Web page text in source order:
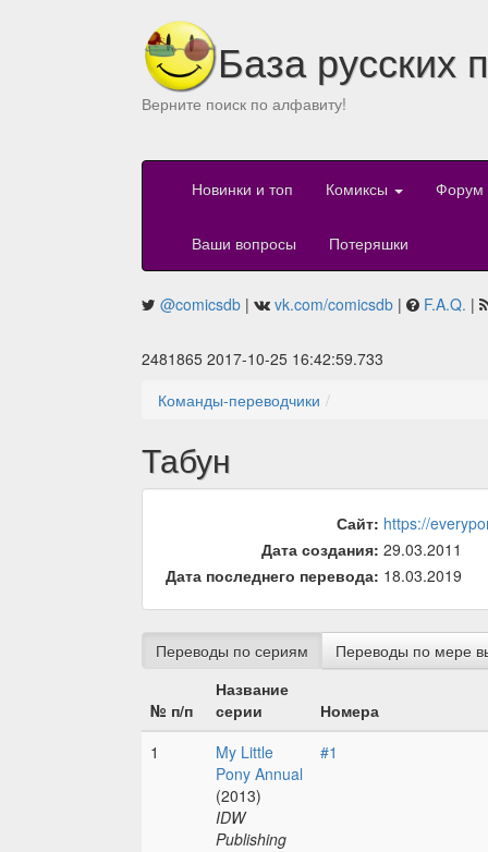
База русских
Верните поиск по алфавиту!
Новинки и топ Комиксы Форум
Ваши вопросы Потеряшки
@comicsdb | vk.com/comicsdb | F.A.Q. |
2481865 2017-10-25 16:42:59.733
Команды-переводчики
Табун
Сайт: https://
Дата создания: 29.03.2011
Дата последнего перевода: 18.03.2019
Переводы по сериям Переводы по мере
№ п/п
Название
серии
Номера
1
My Little
Pony Annual
(2013)
IDW
Publishing
#1